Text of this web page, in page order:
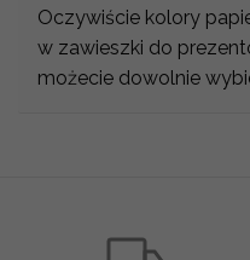
Oczywiście kolory
w zawieszki do
możecie dowolnie